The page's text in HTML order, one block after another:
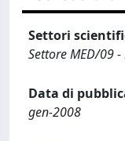
Settori
Settore MED/09
Data di
gen-2008